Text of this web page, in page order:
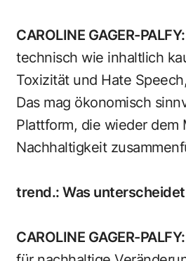
CAROLINE GAGER-PALFY:
technisch wie inhaltlich
Toxizität und Hate
Das mag ökonomisch
Plattform, die wieder
Nachhaltigkeit
trend.: Was
CAROLINE GAGER-PALFY: